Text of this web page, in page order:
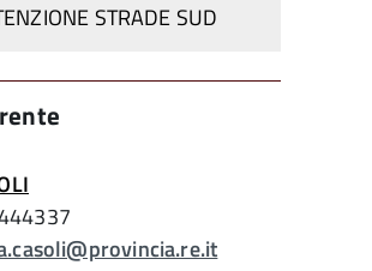
STRADE SUD